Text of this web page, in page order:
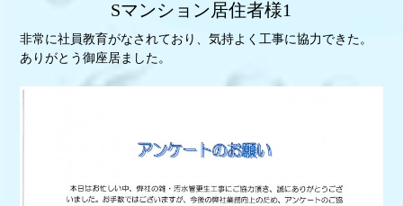
Sマンション居住者様1
非常に社員教育がなされており、気持よく工事に協力できた。
ありがとう御座居ました。